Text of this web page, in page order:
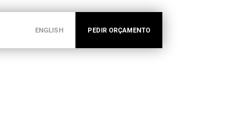
ENGLISH PEDIR ORÇAMENTO